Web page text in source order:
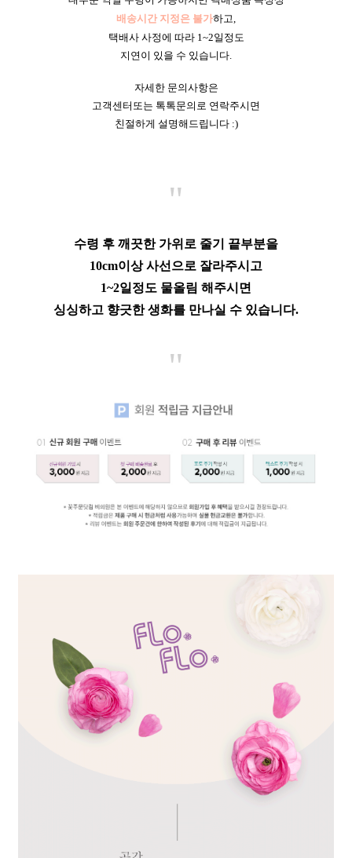
배송시간 지정은 불가하고,
택배사 사정에 따라 1~2일정도
지연이 있을 수 있습니다.
자세한 문의사항은
고객센터또는 톡톡문의로 연락주시면
친절하게 설명해드립니다 :)
"
수령 후 깨끗한 가위로 줄기 끝부분을
10cm이상 사선으로 잘라주시고
1~2일정도 물올림 해주시면
싱싱하고 향긋한 생화를 만나실 수 있습니다.
"